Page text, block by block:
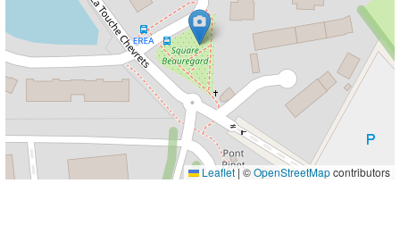
Leaflet| ©OpenStreetMapcontributors